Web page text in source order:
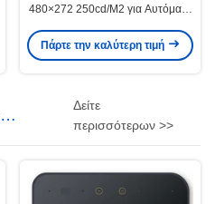
480×272 250cd/M2 για Αυτόματο
Πάρτε την καλύτερη τιμή
Δείτε
περισσότερων >>